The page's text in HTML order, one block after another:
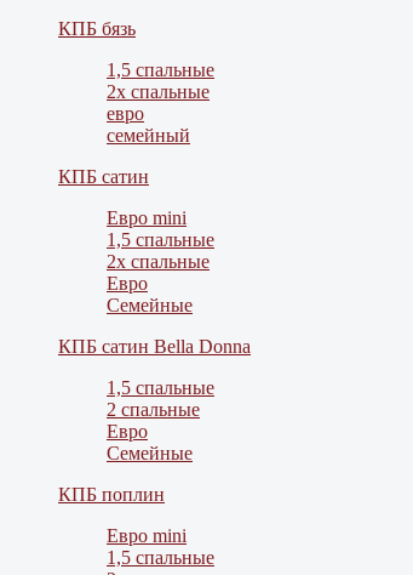
КПБ бязь
1,5 спальные
2х спальные
евро
семейный
КПБ сатин
Евро mini
1,5 спальные
2х спальные
Евро
Семейные
КПБ сатин Bella Donna
1,5 спальные
2 спальные
Евро
Семейные
КПБ поплин
Евро mini
1,5 спальные